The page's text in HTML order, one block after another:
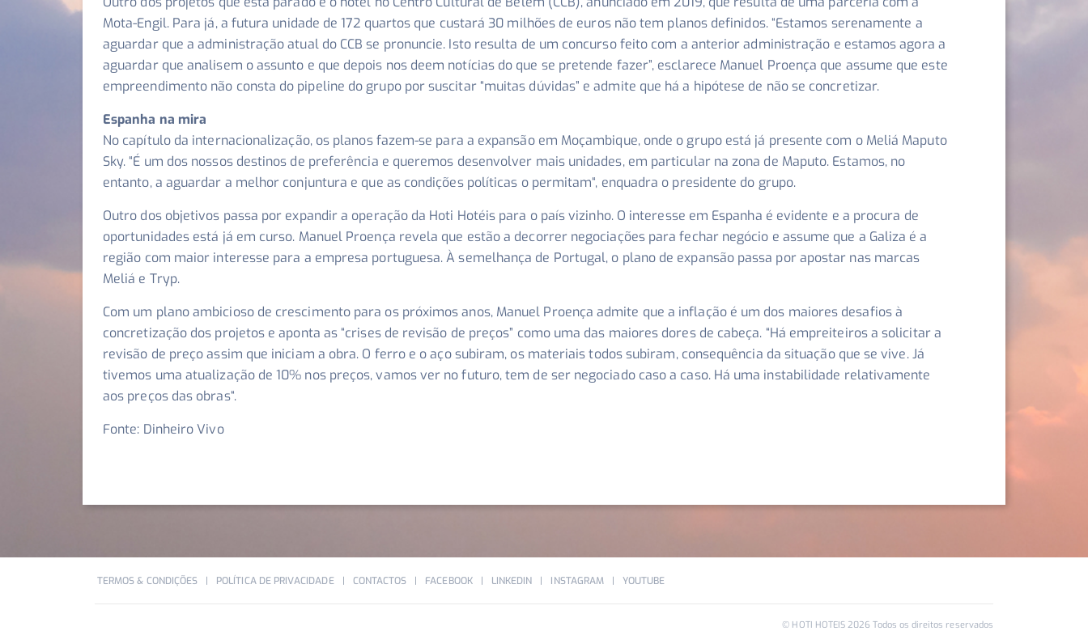
Mota-Engil. Para já, a futura unidade de 172 quartos que custará 30 milhões de euros não tem planos definidos. “Estamos serenamente a
aguardar que a administração atual do CCB se pronuncie. Isto resulta de um concurso feito com a anterior administração e estamos agora a
aguardar que analisem o assunto e que depois nos deem notícias do que se pretende fazer”, esclarece Manuel Proença que assume que este
empreendimento não consta do pipeline do grupo por suscitar “muitas dúvidas” e admite que há a hipótese de não se concretizar.
Espanha na mira
No capítulo da internacionalização, os planos fazem-se para a expansão em Moçambique, onde o grupo está já presente com o Meliá Maputo
Sky. “É um dos nossos destinos de preferência e queremos desenvolver mais unidades, em particular na zona de Maputo. Estamos, no
entanto, a aguardar a melhor conjuntura e que as condições políticas o permitam“, enquadra o presidente do grupo.
Outro dos objetivos passa por expandir a operação da Hoti Hotéis para o país vizinho. O interesse em Espanha é evidente e a procura de
oportunidades está já em curso. Manuel Proença revela que estão a decorrer negociações para fechar negócio e assume que a Galiza é a
região com maior interesse para a empresa portuguesa. À semelhança de Portugal, o plano de expansão passa por apostar nas marcas
Meliá e Tryp.
Com um plano ambicioso de crescimento para os próximos anos, Manuel Proença admite que a inflação é um dos maiores desafios à
concretização dos projetos e aponta as “crises de revisão de preços” como uma das maiores dores de cabeça. “Há empreiteiros a solicitar a
revisão de preço assim que iniciam a obra. O ferro e o aço subiram, os materiais todos subiram, consequência da situação que se vive. Já
tivemos uma atualização de 10% nos preços, vamos ver no futuro, tem de ser negociado caso a caso. Há uma instabilidade relativamente
aos preços das obras“.
Fonte: Dinheiro Vivo
TERMOS & CONDIÇÕES POLÍTICA DE PRIVACIDADE CONTACTOS FACEBOOK LINKEDIN INSTAGRAM YOUTUBE
© HOTI HOTEIS2026 Todos os direitos reservados